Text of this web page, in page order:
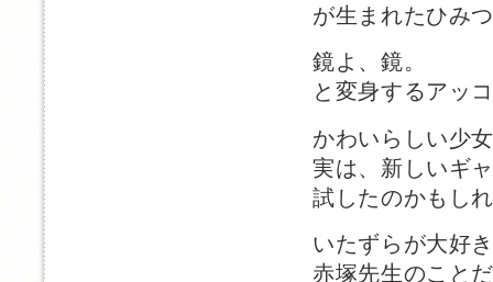
が生まれたひみ
鏡よ、鏡。
と変身するアッ
かわいらしい少
実は、新しいギ
試したのかもし
いたずらが大好
赤塚先生のこと